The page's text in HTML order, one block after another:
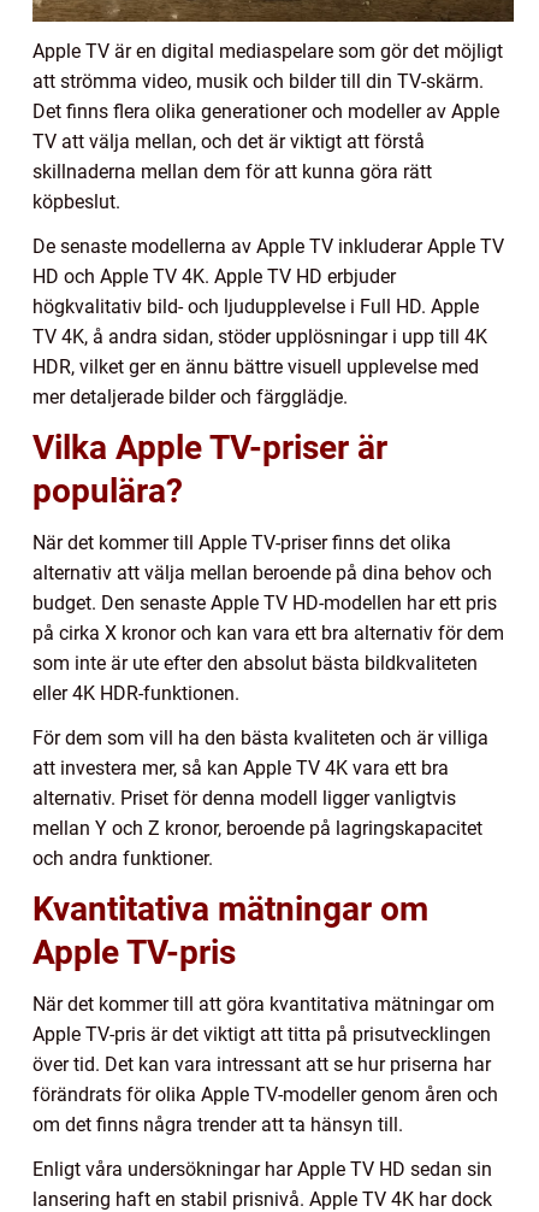
Apple TV är en digital mediaspelare som gör det möjligt
att strömma video, musik och bilder till din TV-skärm.
Det finns flera olika generationer och modeller av Apple
TV att välja mellan, och det är viktigt att förstå
skillnaderna mellan dem för att kunna göra rätt
köpbeslut.
De senaste modellerna av Apple TV inkluderar Apple TV
HD och Apple TV 4K. Apple TV HD erbjuder
högkvalitativ bild- och ljudupplevelse i Full HD. Apple
TV 4K, å andra sidan, stöder upplösningar i upp till 4K
HDR, vilket ger en ännu bättre visuell upplevelse med
mer detaljerade bilder och färgglädje.
Vilka Apple TV-priser är
populära?
När det kommer till Apple TV-priser finns det olika
alternativ att välja mellan beroende på dina behov och
budget. Den senaste Apple TV HD-modellen har ett pris
på cirka X kronor och kan vara ett bra alternativ för dem
som inte är ute efter den absolut bästa bildkvaliteten
eller 4K HDR-funktionen.
För dem som vill ha den bästa kvaliteten och är villiga
att investera mer, så kan Apple TV 4K vara ett bra
alternativ. Priset för denna modell ligger vanligtvis
mellan Y och Z kronor, beroende på lagringskapacitet
och andra funktioner.
Kvantitativa mätningar om
Apple TV-pris
När det kommer till att göra kvantitativa mätningar om
Apple TV-pris är det viktigt att titta på prisutvecklingen
över tid. Det kan vara intressant att se hur priserna har
förändrats för olika Apple TV-modeller genom åren och
om det finns några trender att ta hänsyn till.
Enligt våra undersökningar har Apple TV HD sedan sin
lansering haft en stabil prisnivå. Apple TV 4K har dock